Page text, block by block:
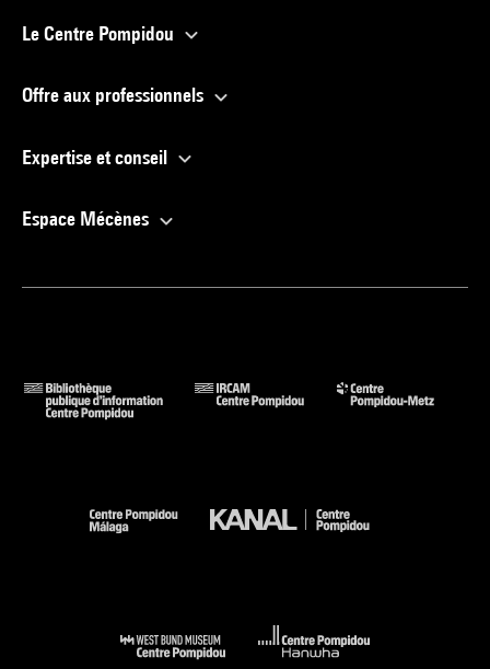
Le Centre Pompidou
Offre aux professionnels
Expertise et conseil
Espace Mécènes